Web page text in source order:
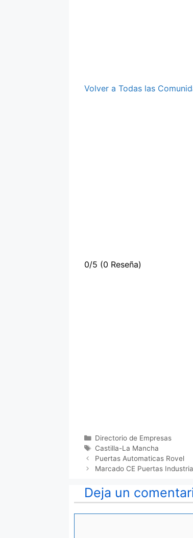
Volver a Todas las
0/5 (0 Reseña)
Categorías
Directorio de Empresas
Etiquetas
Castilla-La Mancha
Puertas Automaticas Rovel
Marcado CE Puertas
Deja un